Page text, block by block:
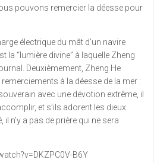
pouvons remercier la déesse pour
électrique du mât d’un navire
la “lumière divine” à laquelle Zheng
Deuxièmement, Zheng He
à la déesse de la mer :
avec une dévotion extrême, il
et s’ils adorent les dieux
n’y a pas de prière qui ne sera
B6Y